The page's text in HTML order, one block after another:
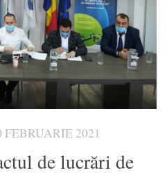
FEBRUARIE 2021
de lucrări de